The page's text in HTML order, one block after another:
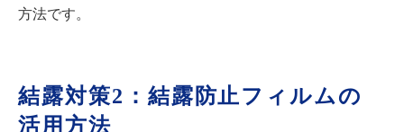
方法です。
結露対策2：結露防止フィルムの
活用方法